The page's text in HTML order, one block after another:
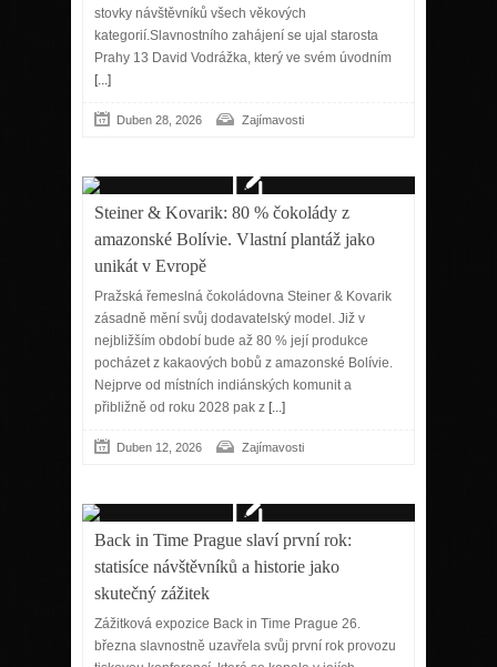
stovky návštěvníků všech věkových
kategorií.Slavnostního zahájení se ujal starosta
Prahy 13 David Vodrážka, který ve svém úvodním
[...]
Duben 28, 2026 Zajímavosti
Steiner & Kovarik: 80 % čokolády z
amazonské Bolívie. Vlastní plantáž jako
unikát v Evropě
Pražská řemeslná čokoládovna Steiner & Kovarik
zásadně mění svůj dodavatelský model. Již v
nejbližším období bude až 80 % její produkce
pocházet z kakaových bobů z amazonské Bolívie.
Nejprve od místních indiánských komunit a
přibližně od roku 2028 pak z [...]
Duben 12, 2026 Zajímavosti
Back in Time Prague slaví první rok:
statisíce návštěvníků a historie jako
skutečný zážitek
Zážitková expozice Back in Time Prague 26.
března slavnostně uzavřela svůj první rok provozu